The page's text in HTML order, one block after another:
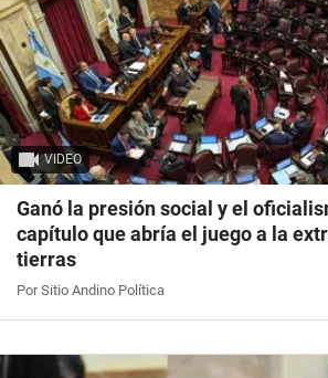
VIDEO
Ganó la presión social y el
capítulo que abría el juego a la
tierras
Por Sitio Andino Política